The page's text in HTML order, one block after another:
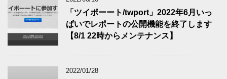
「ツイポーート/twport」2022年6月いっ
ぱいでレポートの公開機能を終了します
【8/1 22時からメンテナンス】
2022/01/28